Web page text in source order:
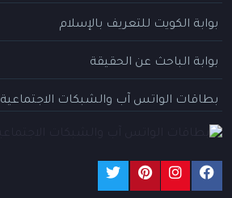
بوابة الكويت للتعريف بالإسلام
بوابة الباحث عن الحقيقة
بطاقات الواتس آب والشبكات الاجتماعية